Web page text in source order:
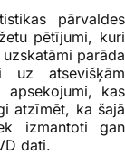
pārvaldes
pētījumi, kuri
parāda
uz atsevišķām
apsekojumi, kas
atzīmēt, ka šajā
izmantoti gan
dati.